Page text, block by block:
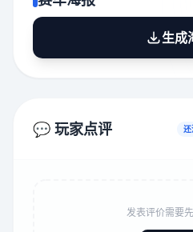
生成
💬 玩家点评 还
发表评价需要